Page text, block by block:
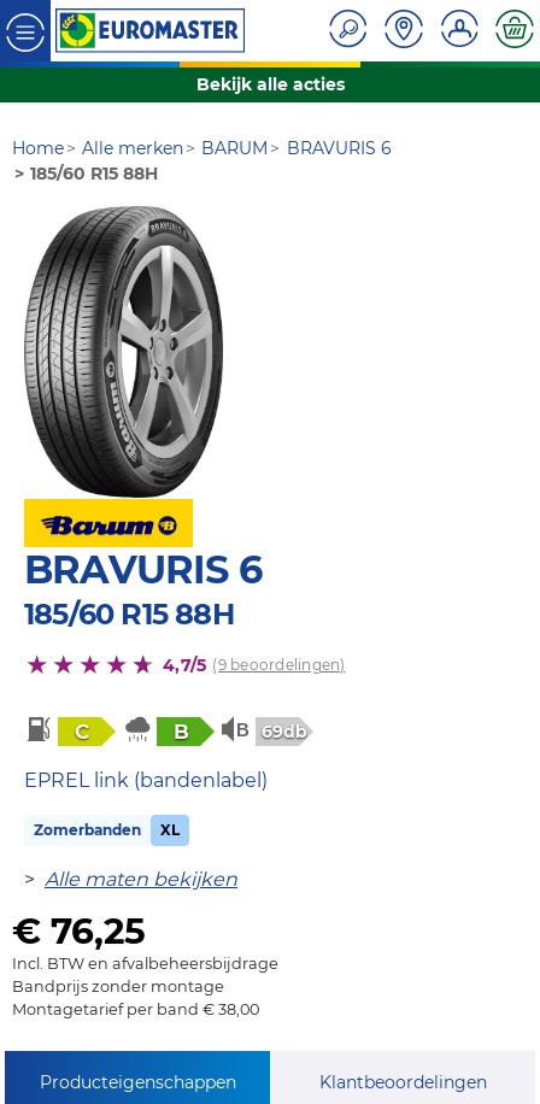
Bekijk alle acties
Home Alle merken BARUM
BRAVURIS 6
185/60 R15 88H
BRAVURIS 6
185/60 R15 88H
4,7/5 (9 beoordelingen)
C B 69db
EPREL link (bandenlabel)
Zomerbanden XL
> Alle maten bekijken
€ 76,25
Incl. BTW en afvalbeheersbijdrage
Bandprijs zonder montage
Montagetarief per band € 38,00
Producteigenschappen Klantbeoordelingen